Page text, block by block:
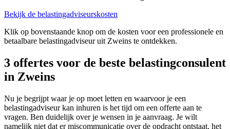
Bekijk de belastingadviseurskosten
Klik op bovenstaande knop om de kosten voor een professionele en
betaalbare belastingadviseur uit Zweins te ontdekken.
3 offertes voor de beste belastingconsulent
in Zweins
Nu je begrijpt waar je op moet letten en waarvoor je een
belastingadviseur kan inhuren is het tijd om een offerte aan te
vragen. Ben duidelijk over je wensen in je aanvraag. Je wilt
namelijk niet dat er miscommunicatie over de opdracht ontstaat, het